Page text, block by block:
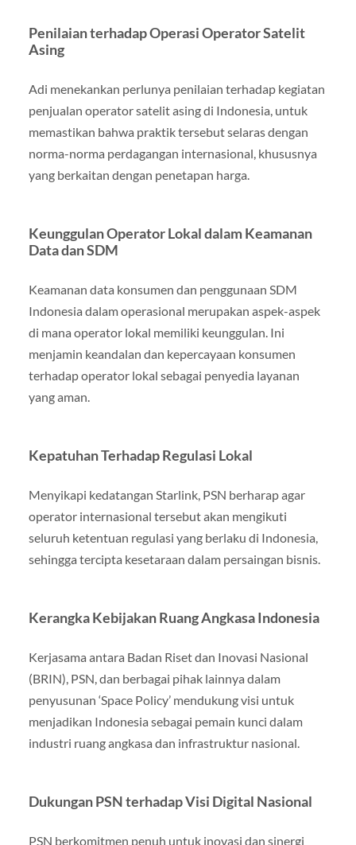
Penilaian terhadap Operasi Operator Satelit
Asing
Adi menekankan perlunya penilaian terhadap kegiatan
penjualan operator satelit asing di Indonesia, untuk
memastikan bahwa praktik tersebut selaras dengan
norma-norma perdagangan internasional, khususnya
yang berkaitan dengan penetapan harga.
Keunggulan Operator Lokal dalam Keamanan
Data dan SDM
Keamanan data konsumen dan penggunaan SDM
Indonesia dalam operasional merupakan aspek-aspek
di mana operator lokal memiliki keunggulan. Ini
menjamin keandalan dan kepercayaan konsumen
terhadap operator lokal sebagai penyedia layanan
yang aman.
Kepatuhan Terhadap Regulasi Lokal
Menyikapi kedatangan Starlink, PSN berharap agar
operator internasional tersebut akan mengikuti
seluruh ketentuan regulasi yang berlaku di Indonesia,
sehingga tercipta kesetaraan dalam persaingan bisnis.
Kerangka Kebijakan Ruang Angkasa Indonesia
Kerjasama antara Badan Riset dan Inovasi Nasional
(BRIN), PSN, dan berbagai pihak lainnya dalam
penyusunan ‘Space Policy’ mendukung visi untuk
menjadikan Indonesia sebagai pemain kunci dalam
industri ruang angkasa dan infrastruktur nasional.
Dukungan PSN terhadap Visi Digital Nasional
PSN berkomitmen penuh untuk inovasi dan sinergi